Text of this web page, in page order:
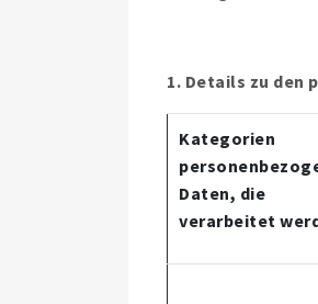
1. Details zu den
Kategorien
Daten, die
verarbeitet